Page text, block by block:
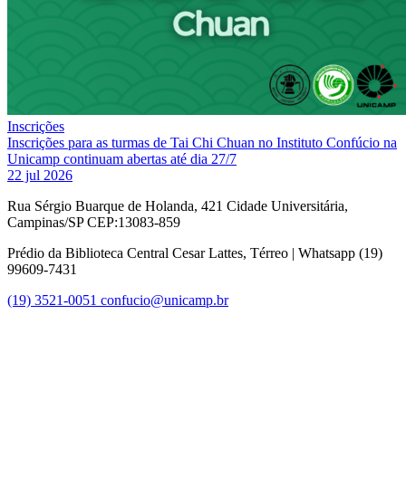
Inscrições
Inscrições para as turmas de Tai Chi Chuan no Instituto Confúcio na
Unicamp continuam abertas até dia 27/7
22 jul 2026
Rua Sérgio Buarque de Holanda, 421 Cidade Universitária,
Campinas/SP CEP:13083-859
Prédio da Biblioteca Central Cesar Lattes, Térreo | Whatsapp (19)
99609-7431
(19) 3521-0051 confucio@unicamp.br